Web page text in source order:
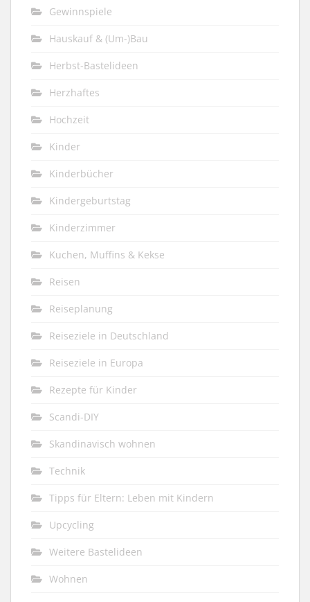
Gewinnspiele
Hauskauf & (Um-)Bau
Herbst-Bastelideen
Herzhaftes
Hochzeit
Kinder
Kinderbücher
Kindergeburtstag
Kinderzimmer
Kuchen, Muffins & Kekse
Reisen
Reiseplanung
Reiseziele in Deutschland
Reiseziele in Europa
Rezepte für Kinder
Scandi-DIY
Skandinavisch wohnen
Technik
Tipps für Eltern: Leben mit Kindern
Upcycling
Weitere Bastelideen
Wohnen